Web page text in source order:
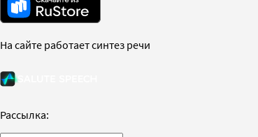
На сайте работает синтез речи
Рассылка: